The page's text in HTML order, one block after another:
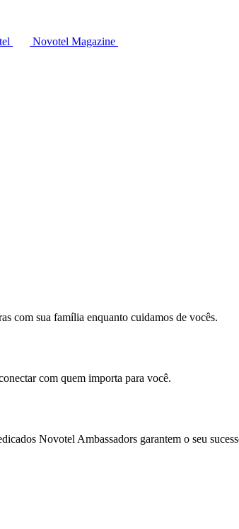
Novotel Magazine
com sua família enquanto cuidamos de vocês.
com quem importa para você.
Novotel Ambassadors garantem o seu